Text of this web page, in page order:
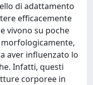
di adattamento
efficacemente
vivono su poche
aver influenzato lo
Infatti, questi
corporee in